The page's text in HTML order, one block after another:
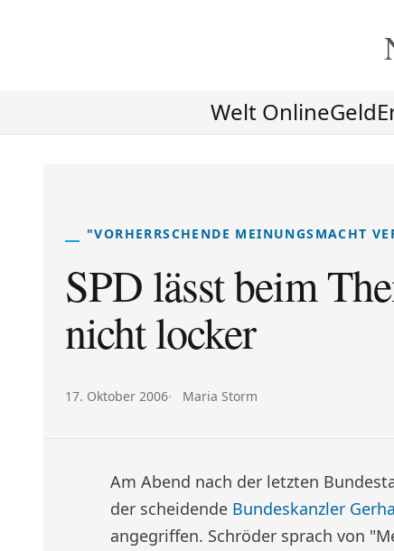
Welt OnlineGeld
"VORHERRSCHENDE MEINUNGSMACHT
SPD lässt beim
nicht locker
Veröffentlicht am:
17. Oktober 2006 Autor:
Maria Storm
Am Abend nach der letzten
der scheidende Bundeskanzler
angegriffen. Schröder sprach von